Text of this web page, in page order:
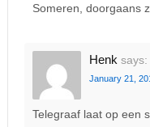
Someren, doorgaans
Henk says:
January 21,
Telegraaf laat op een